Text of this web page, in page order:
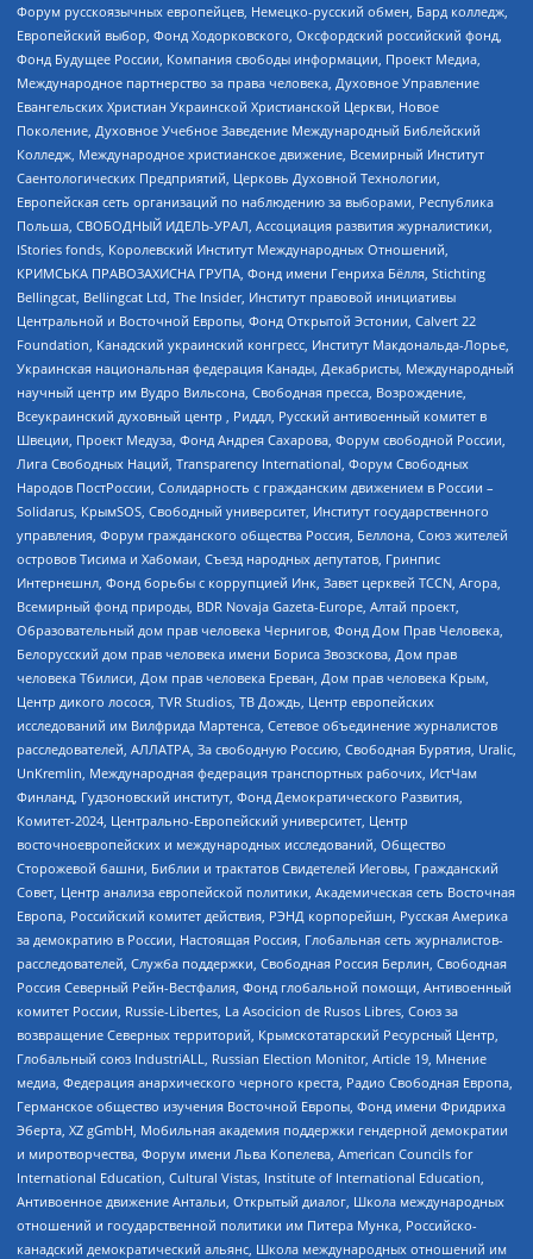
Форум русскоязычных европейцев, Немецко-русский обмен, Бард колледж,
Европейский выбор, Фонд Ходорковского, Оксфордский российский фонд,
Фонд Будущее России, Компания свободы информации, Проект Медиа,
Международное партнерство за права человека, Духовное Управление
Евангельских Христиан Украинской Христианской Церкви, Новое
Поколение, Духовное Учебное Заведение Международный Библейский
Колледж, Международное христианское движение, Всемирный Институт
Саентологических Предприятий, Церковь Духовной Технологии,
Европейская сеть организаций по наблюдению за выборами, Республика
Польша, СВОБОДНЫЙ ИДЕЛЬ-УРАЛ, Ассоциация развития журналистики,
IStories fonds, Королевский Институт Международных Отношений,
КРИМСЬКА ПРАВОЗАХИСНА ГРУПА, Фонд имени Генриха Бёлля, Stichting
Bellingcat, Bellingcat Ltd, The Insider, Институт правовой инициативы
Центральной и Восточной Европы, Фонд Открытой Эстонии, Calvert 22
Foundation, Канадский украинский конгресс, Институт Макдональда-Лорье,
Украинская национальная федерация Канады, Декабристы, Международный
научный центр им Вудро Вильсона, Свободная пресса, Возрождение,
Всеукраинский духовный центр , Риддл, Русский антивоенный комитет в
Швеции, Проект Медуза, Фонд Андрея Сахарова, Форум свободной России,
Лига Свободных Наций, Transparеncy International, Форум Свободных
Народов ПостРоссии, Солидарность с гражданским движением в России –
Solidarus, КрымSOS, Свободный университет, Институт государственного
управления, Форум гражданского общества Россия, Беллона, Союз жителей
островов Тисима и Хабомаи, Съезд народных депутатов, Гринпис
Интернешнл, Фонд борьбы с коррупцией Инк, Завет церквей TCCN, Агора,
Всемирный фонд природы, BDR Novaja Gazeta-Europe, Алтай проект,
Образовательный дом прав человека Чернигов, Фонд Дом Прав Человека,
Белорусский дом прав человека имени Бориса Звозскова, Дом прав
человека Тбилиси, Дом прав человека Ереван, Дом прав человека Крым,
Центр дикого лосося, TVR Studios, ТВ Дождь, Центр европейских
исследований им Вилфрида Мартенса, Сетевое объединение журналистов
расследователей, АЛЛАТРА, За свободную Россию, Свободная Бурятия, Uralic,
UnKremlin, Международная федерация транспортных рабочих, ИстЧам
Финланд, Гудзоновский институт, Фонд Демократического Развития,
Комитет-2024, Центрально-Европейский университет, Центр
восточноевропейских и международных исследований, Общество
Сторожевой башни, Библии и трактатов Свидетелей Иеговы, Гражданский
Совет, Центр анализа европейской политики, Академическая сеть Восточная
Европа, Российский комитет действия, РЭНД корпорейшн, Русская Америка
за демократию в России, Настоящая Россия, Глобальная сеть журналистов-
расследователей, Служба поддержки, Свободная Россия Берлин, Свободная
Россия Северный Рейн-Вестфалия, Фонд глобальной помощи, Антивоенный
комитет России, Russie-Libertes, La Asocicion de Rusos Libres, Союз за
возвращение Северных территорий, Крымскотатарский Ресурсный Центр,
Глобальный союз IndustriALL, Russian Election Monitor, Article 19, Мнение
медиа, Федерация анархического черного креста, Радио Свободная Европа,
Германское общество изучения Восточной Европы, Фонд имени Фридриха
Эберта, XZ gGmbH, Мобильная академия поддержки гендерной демократии
и миротворчества, Форум имени Льва Копелева, American Councils for
International Education, Cultural Vistas, Institute of International Education,
Антивоенное движение Антальи, Открытый диалог, Школа международных
отношений и государственной политики им Питера Мунка, Российско-
канадский демократический альянс, Школа международных отношений им